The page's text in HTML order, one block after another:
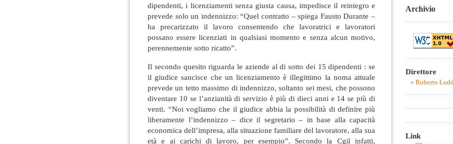
dipendenti, i licenziamenti senza giusta causa, impedisce il reintegro e
prevede solo un indennizzo: “Quel contratto – spiega Fausto Durante –
ha precarizzato il lavoro consentendo che lavoratrici e lavoratori
possano essere licenziati in qualsiasi momento e senza alcun motivo,
perennemente sotto ricatto”.
Il secondo quesito riguarda le aziende al di sotto dei 15 dipendenti : se
il giudice sancisce che un licenziamento è illegittimo la noma attuale
prevede un tetto massimo di indennizzo, soltanto sei mesi, che possono
diventare 10 se l’anzianità di servizio è più di dieci anni e 14 se più di
venti. “Noi vogliamo che il giudice abbia la possibilità di definire più
liberamente l’indennizzo – dice il segretario – in base alla capacità
economica dell’impresa, alla situazione familiare del lavoratore, alla sua
età e ai carichi di lavoro, per esempio”. Secondo la Cgil infatti,
Archivio
Direttore
Roberto
Link